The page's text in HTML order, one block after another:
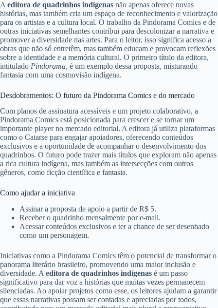
A editora de quadrinhos indígenas não apenas oferece novas
histórias, mas também cria um espaço de reconhecimento e valorização
para os artistas e a cultura local. O trabalho da Pindorama Comics e de
outras iniciativas semelhantes contribui para descolonizar a narrativa e
promover a diversidade nas artes. Para o leitor, isso significa acesso a
obras que não só entretêm, mas também educam e provocam reflexões
sobre a identidade e a memória cultural. O primeiro título da editora,
intitulado Pindorama, é um exemplo dessa proposta, misturando
fantasia com uma cosmovisão indígena.
Desdobramentos: O futuro da Pindorama Comics e do mercado
Com planos de assinatura acessíveis e um projeto colaborativo, a
Pindorama Comics está posicionada para crescer e se tornar um
importante player no mercado editorial. A editora já utiliza plataformas
como o Catarse para engajar apoiadores, oferecendo conteúdos
exclusivos e a oportunidade de acompanhar o desenvolvimento dos
quadrinhos. O futuro pode trazer mais títulos que exploram não apenas
a rica cultura indígena, mas também as intersecções com outros
gêneros, como ficção científica e fantasia.
Como ajudar a iniciativa
Assinar a proposta de apoio a partir de R$ 5.
Receber o quadrinho mensalmente por e-mail.
Acessar conteúdos exclusivos e ter a chance de ser desenhado
como um personagem.
Iniciativas como a Pindorama Comics têm o potencial de transformar o
panorama literário brasileiro, promovendo uma maior inclusão e
diversidade. A editora de quadrinhos indígenas é um passo
significativo para dar voz a histórias que muitas vezes permanecem
silenciadas. Ao apoiar projetos como esse, os leitores ajudam a garantir
que essas narrativas possam ser contadas e apreciadas por todos,